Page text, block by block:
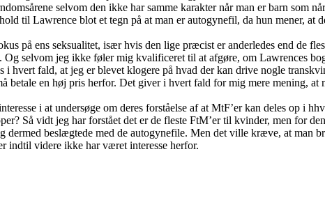
selvom den ikke har samme karakter når man er barn som
til Lawrence blot et tegn på at man er autogynefil, da hun mener, at
på ens seksualitet, især hvis den lige præcist er anderledes end de
selvom jeg ikke føler mig kvalificeret til at afgøre, om Lawrences
fald, at jeg er blevet klogere på hvad der kan drive nogle
betale en høj pris herfor. Det giver i hvert fald for mig mere mening,
i at undersøge om deres forståelse af at MtF’er kan deles op i
Så vidt jeg har forstået det er de fleste FtM’er til kvinder, men for
beslægtede med de autogynefile. Men det ville kræve, at man
indtil videre ikke har været interesse herfor.